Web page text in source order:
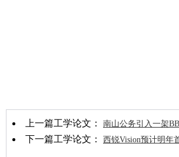
上一篇工学论文： 南山公务引入一架
下一篇工学论文： 西锐Vision预计明年